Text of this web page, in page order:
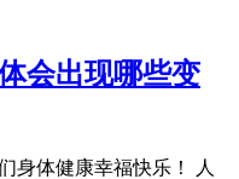
会出现哪些变
身体健康幸福快乐！ 人